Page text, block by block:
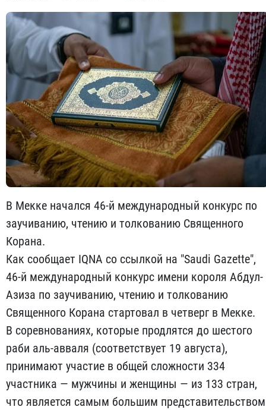
В Мекке начался 46-й международный конкурс по
заучиванию, чтению и толкованию Священного
Корана.
Как сообщает IQNA со ссылкой на "Saudi Gazette",
46-й международный конкурс имени короля Абдул-
Азиза по заучиванию, чтению и толкованию
Священного Корана стартовал в четверг в Мекке.
В соревнованиях, которые продлятся до шестого
раби аль-авваля (соответствует 19 августа),
принимают участие в общей сложности 334
участника — мужчины и женщины — из 133 стран,
что является самым большим представительством